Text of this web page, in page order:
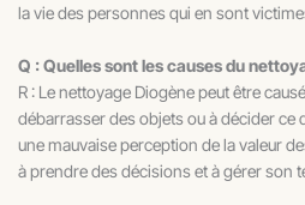
la vie des personnes qui en sont
Q : Quelles sont les causes du
R : Le nettoyage Diogène peut être
débarrasser des objets ou à décider ce
une mauvaise perception de la valeur
à prendre des décisions et à gérer son